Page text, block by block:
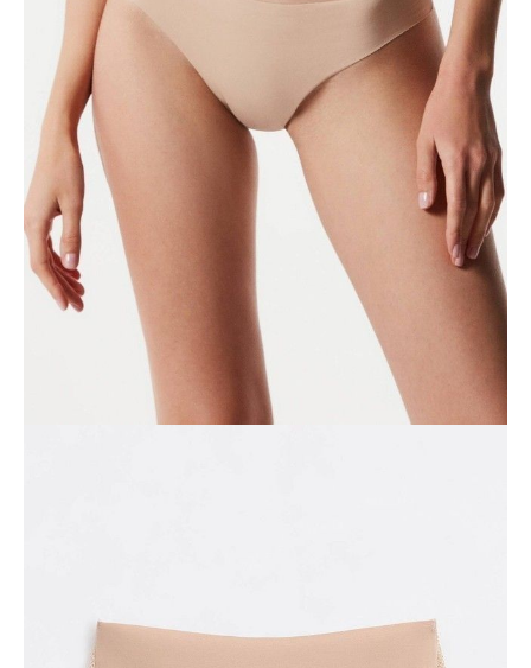
DODAJ DO KOSZYKA
Jak złożyć zamówienie
POWIADOM MNIE O DOSTĘPNOŚCI
ПОЛУЧИТЬ ПО EMAIL
Dostawa
Kurier,darmowa od 99 zł
czas dostawy: 1-2 dni robocze
Paczkomaty InPost 24/7,
darmowa od 50 zł
czas dostawy: 1-2 dni robocze
w sklepie Conte (Łodz)
pn.- czw. 8:00 - 16:00, pt. 8:00 - 14:00
• środkowa linia talii,
• gumka w pasie,